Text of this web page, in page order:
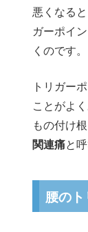
悪くなる
ガーポイ
くのです。
トリガー
ことがよ
もの付け
関連痛と
腰の